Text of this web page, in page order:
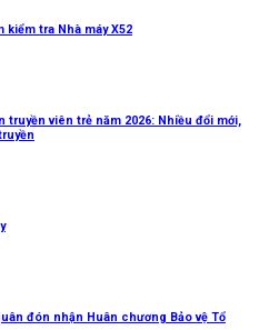
tra Nhà máy X52
truyền viên trẻ năm 2026: Nhiều đổi mới,
đón nhận Huân chương Bảo vệ Tổ